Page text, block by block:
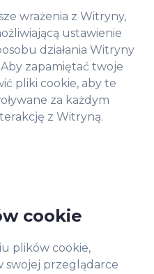
wrażenia z Witryny,
ustawienie
działania Witryny
zapamiętać twoje
pliki cookie, aby te
za każdym
z Witryną.
cookie
plików cookie,
swojej przeglądarce